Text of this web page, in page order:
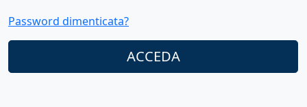
Password dimenticata?
ACCEDA